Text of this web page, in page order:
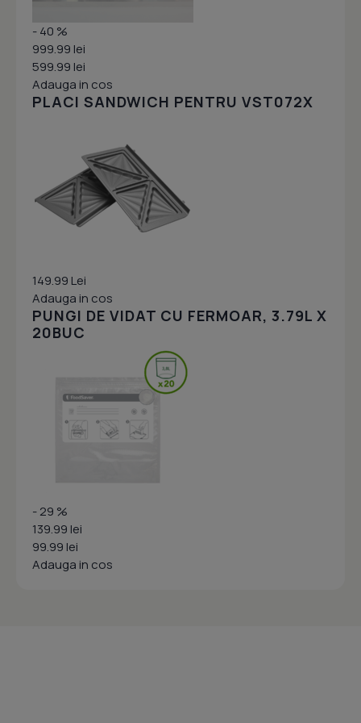
- 40 %
999.99 lei
599.99 lei
Adauga in cos
PLACI SANDWICH PENTRU VST072X
149.99 Lei
Adauga in cos
PUNGI DE VIDAT CU FERMOAR, 3.79L X
20BUC
- 29 %
139.99 lei
99.99 lei
Adauga in cos